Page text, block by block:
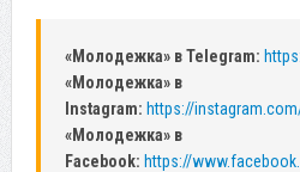
«Молодежка» в Telegram:
«Молодежка» в
Instagram: https://
«Молодежка» в
Facebook: https://